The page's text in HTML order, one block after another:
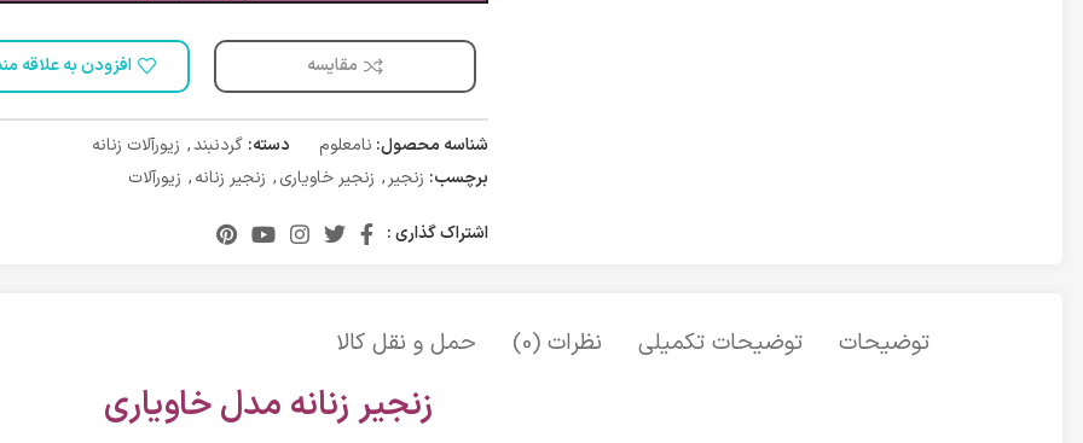
مقایسه افزودن به علاقه
شناسه محصول: نامعلوم دسته: گردنبند, زیورآلات زنانه
برچسب: زنجیر , زنجیر خاویاری, زنجیر زنانه, زیورآلات
اشتراک گذاری :
توضیحات توضیحات تکمیلی نظرات (0) حمل و نقل کالا
زنجیر زنانه مدل خاویاری